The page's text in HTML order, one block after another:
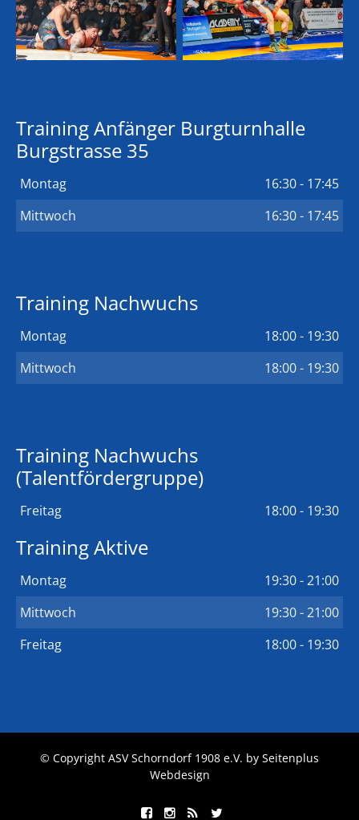
Training Anfänger Burgturnhalle
Burgstrasse 35
Montag
16:30 - 17:45
Mittwoch
16:30 - 17:45
Training Nachwuchs
Montag
18:00 - 19:30
Mittwoch
18:00 - 19:30
Training Nachwuchs
(Talentfördergruppe)
Freitag 18:00 - 19:30
Training Aktive
Montag
19:30 - 21:00
Mittwoch
19:30 - 21:00
Freitag
18:00 - 19:30
© Copyright ASV Schorndorf 1908 e.V. by Seitenplus
Webdesign